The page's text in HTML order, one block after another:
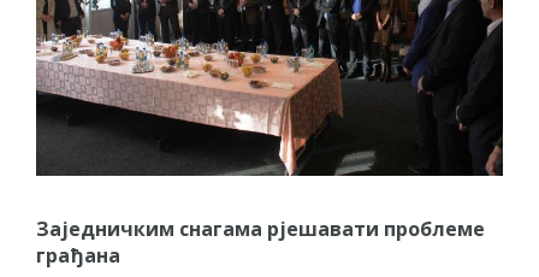
Заједничким снагама рjешавати проблеме
грађана